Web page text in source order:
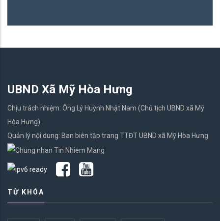
UBND Xã Mỹ Hòa Hưng
Chịu trách nhiệm: Ông Lý Huỳnh Nhật Nam (Chủ tịch UBND xã Mỹ
Hòa Hưng)
Quản lý nội dung: Ban biên tập trang TTĐT UBND xã Mỹ Hòa Hưng
TỪ KHÓA